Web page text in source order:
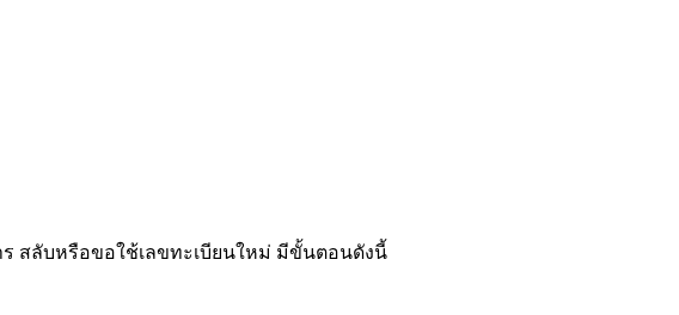
ร สลับหรือขอใช้เลขทะเบียนใหม่ มีขั้นตอนดังนี้